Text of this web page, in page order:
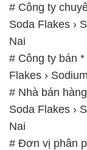
# Công ty
Soda Flakes ›
Nai
# Công ty bán
Flakes ›
# Nhà bán
Soda Flakes ›
Nai
# Đơn vị phân